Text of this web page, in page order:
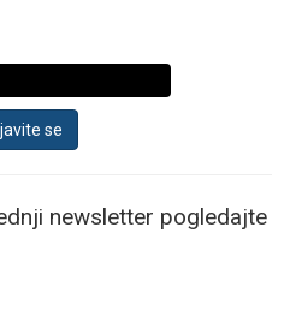
newsletter pogledajte